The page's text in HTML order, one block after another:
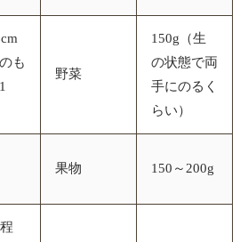
も
野菜
150g（生
の状態で両
手にのるく
らい）
果物 150～200g